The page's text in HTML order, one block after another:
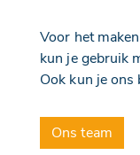
Voor het
kun je gebruik
Ook kun je
Ons team